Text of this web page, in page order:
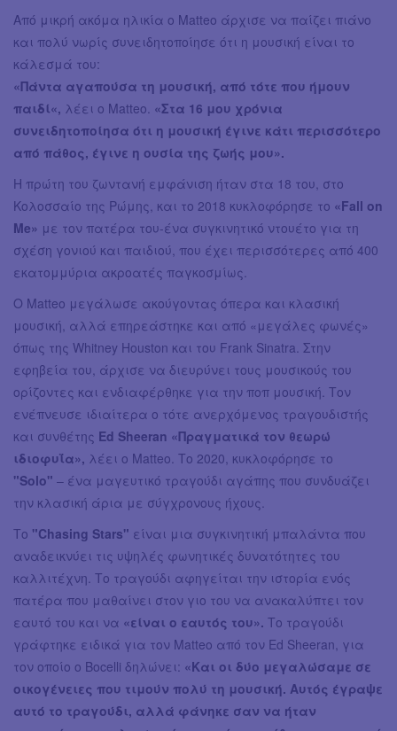
Από μικρή ακόμα ηλικία ο Matteo άρχισε να παίζει πιάνο
και πολύ νωρίς συνειδητοποίησε ότι η μουσική είναι το
κάλεσμά του:
«Πάντα αγαπούσα τη μουσική, από τότε που ήμουν
παιδί«, λέει ο Matteo. «Στα 16 μου χρόνια
συνειδητοποίησα ότι η μουσική έγινε κάτι περισσότερο
από πάθος, έγινε η ουσία της ζωής μου».
Η πρώτη του ζωντανή εμφάνιση ήταν στα 18 του, στο
Κολοσσαίο της Ρώμης, και το 2018 κυκλοφόρησε το «Fall on
Me» με τον πατέρα του-ένα συγκινητικό ντουέτο για τη
σχέση γονιού και παιδιού, που έχει περισσότερες από 400
εκατομμύρια ακροατές παγκοσμίως.
Ο Matteo μεγάλωσε ακούγοντας όπερα και κλασική
μουσική, αλλά επηρεάστηκε και από «μεγάλες φωνές»
όπως της Whitney Houston και του Frank Sinatra. Στην
εφηβεία του, άρχισε να διευρύνει τους μουσικούς του
ορίζοντες και ενδιαφέρθηκε για την ποπ μουσική. Τον
ενέπνευσε ιδιαίτερα ο τότε ανερχόμενος τραγουδιστής
και συνθέτης Ed Sheeran «Πραγματικά τον θεωρώ
ιδιοφυΐα», λέει ο Matteo. Το 2020, κυκλοφόρησε το
"Solo" – ένα μαγευτικό τραγούδι αγάπης που συνδυάζει
την κλασική άρια με σύγχρονους ήχους.
Το "Chasing Stars" είναι μια συγκινητική μπαλάντα που
αναδεικνύει τις υψηλές φωνητικές δυνατότητες του
καλλιτέχνη. Το τραγούδι αφηγείται την ιστορία ενός
πατέρα που μαθαίνει στον γιο του να ανακαλύπτει τον
εαυτό του και να «είναι ο εαυτός του». Το τραγούδι
γράφτηκε ειδικά για τον Matteo από τον Ed Sheeran, για
τον οποίο ο Bocelli δηλώνει: «Και οι δύο μεγαλώσαμε σε
οικογένειες που τιμούν πολύ τη μουσική. Αυτός έγραψε
αυτό το τραγούδι, αλλά φάνηκε σαν να ήταν